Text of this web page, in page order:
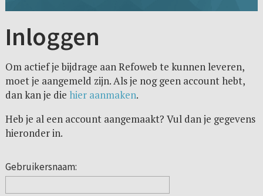
Inloggen
Om actief je bijdrage aan Refoweb te kunnen leveren,
moet je aangemeld zijn. Als je nog geen account hebt,
dan kan je die hier aanmaken.
Heb je al een account aangemaakt? Vul dan je gegevens
hieronder in.
Gebruikersnaam: